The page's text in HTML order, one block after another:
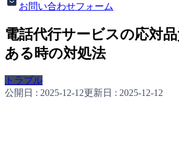
お問い合わせフォーム
電話代行サービスの応対
ある時の対処法
トラブル
公開日 : 2025-12-12更新日 : 2025-12-12